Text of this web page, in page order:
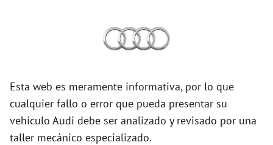
Esta web es meramente informativa, por lo que
cualquier fallo o error que pueda presentar su
vehículo Audi debe ser analizado y revisado por una
taller mecánico especializado.